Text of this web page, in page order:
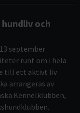
och
september
runt om i hela
till ett aktivt liv
arrangeras av
Kennelklubben,